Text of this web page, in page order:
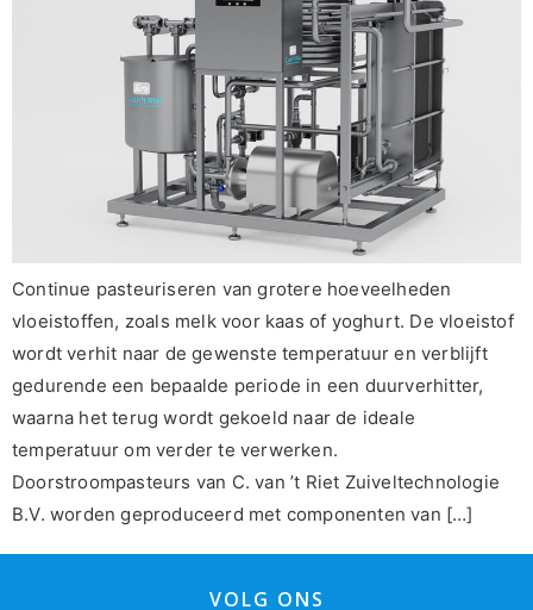
Continue pasteuriseren van grotere hoeveelheden
vloeistoffen, zoals melk voor kaas of yoghurt. De vloeistof
wordt verhit naar de gewenste temperatuur en verblijft
gedurende een bepaalde periode in een duurverhitter,
waarna het terug wordt gekoeld naar de ideale
temperatuur om verder te verwerken.
Doorstroompasteurs van C. van ’t Riet Zuiveltechnologie
B.V. worden geproduceerd met componenten van […]
VOLG ONS